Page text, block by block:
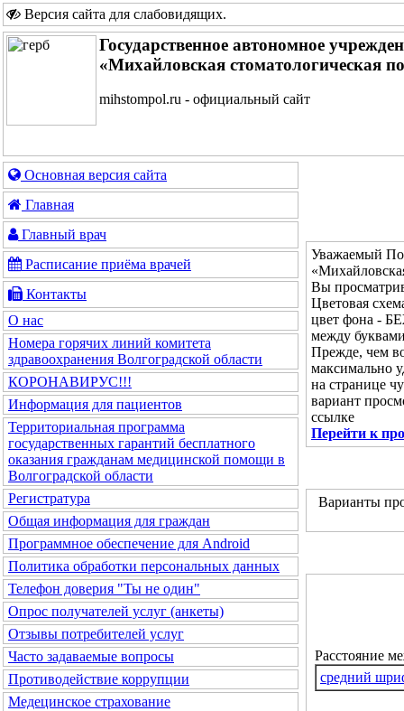
Версия сайта для слабовидящих.
Государственное автономное
«Михайловская стоматологическая
mihstompol.ru - официальный сайт
Основная версия сайта
Главная
Главный врач
Расписание приёма врачей
Контакты
О нас
Номера горячих линий комитета
здравоохранения Волгоградской области
КОРОНАВИРУС!!!
Информация для пациентов
Территориальная программа
государственных гарантий бесплатного
оказания гражданам медицинской помощи в
Волгоградской области
Регистратура
Общая информация для граждан
Программное обеспечение для Android
Политика обработки персональных данных
Телефон доверия "Ты не один"
Опрос получателей услуг (анкеты)
Отзывы потребителей услуг
Часто задаваемые вопросы
Противодействие коррупции
Медецинское страхование
Уважаемый
Вы
Цветовая
цвет фона -
между
Прежде, чем
максимально
на странице
вариант
ссылке
Перейти к
Варианты
Расстояние
средний